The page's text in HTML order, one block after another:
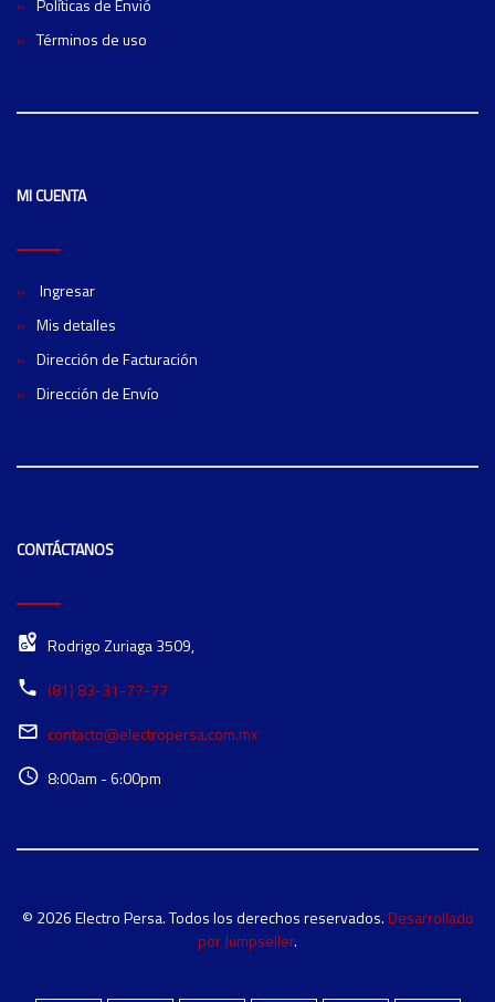
Políticas de Envió
Términos de uso
MI CUENTA
Ingresar
Mis detalles
Dirección de Facturación
Dirección de Envío
CONTÁCTANOS
Rodrigo Zuriaga 3509,
(81) 83-31-77-77
contacto@electropersa.com.mx
8:00am - 6:00pm
© 2026 Electro Persa. Todos los derechos reservados. Desarrollado
por Jumpseller.